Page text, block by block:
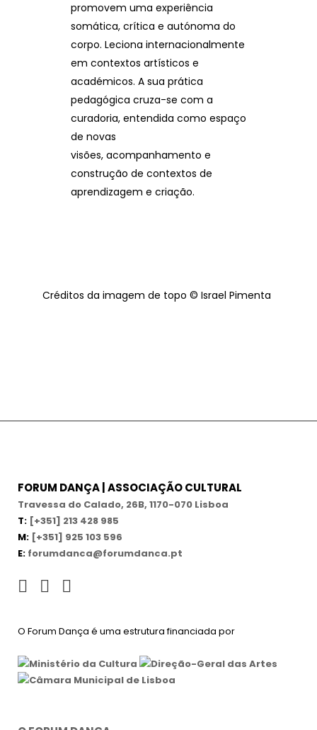
promovem uma experiência
somática, crítica e autónoma do
corpo. Leciona internacionalmente
em contextos artísticos e
académicos. A sua prática
pedagógica cruza-se com a
curadoria, entendida como espaço
de novas
visões, acompanhamento e
construção de contextos de
aprendizagem e criação.
Créditos da imagem de topo © Israel Pimenta
FORUM DANÇA | ASSOCIAÇÃO CULTURAL
Travessa do Calado, 26B, 1170-070 Lisboa
T: [+351] 213 428 985
M: [+351] 925 103 596
E: forumdanca@forumdanca.pt
O Forum Dança é uma estrutura financiada por